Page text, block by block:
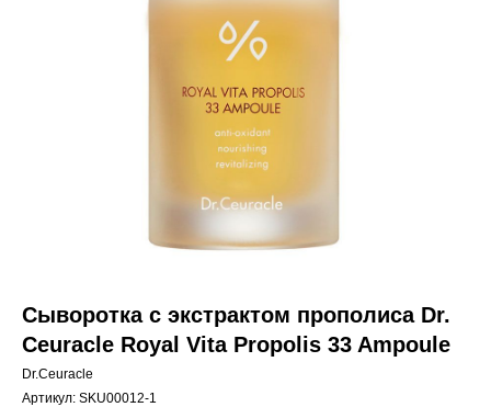
Сыворотка с экстрактом прополиса Dr.
Ceuracle Royal Vita Propolis 33 Ampoule
Dr.Ceuracle
Артикул: SKU00012-1